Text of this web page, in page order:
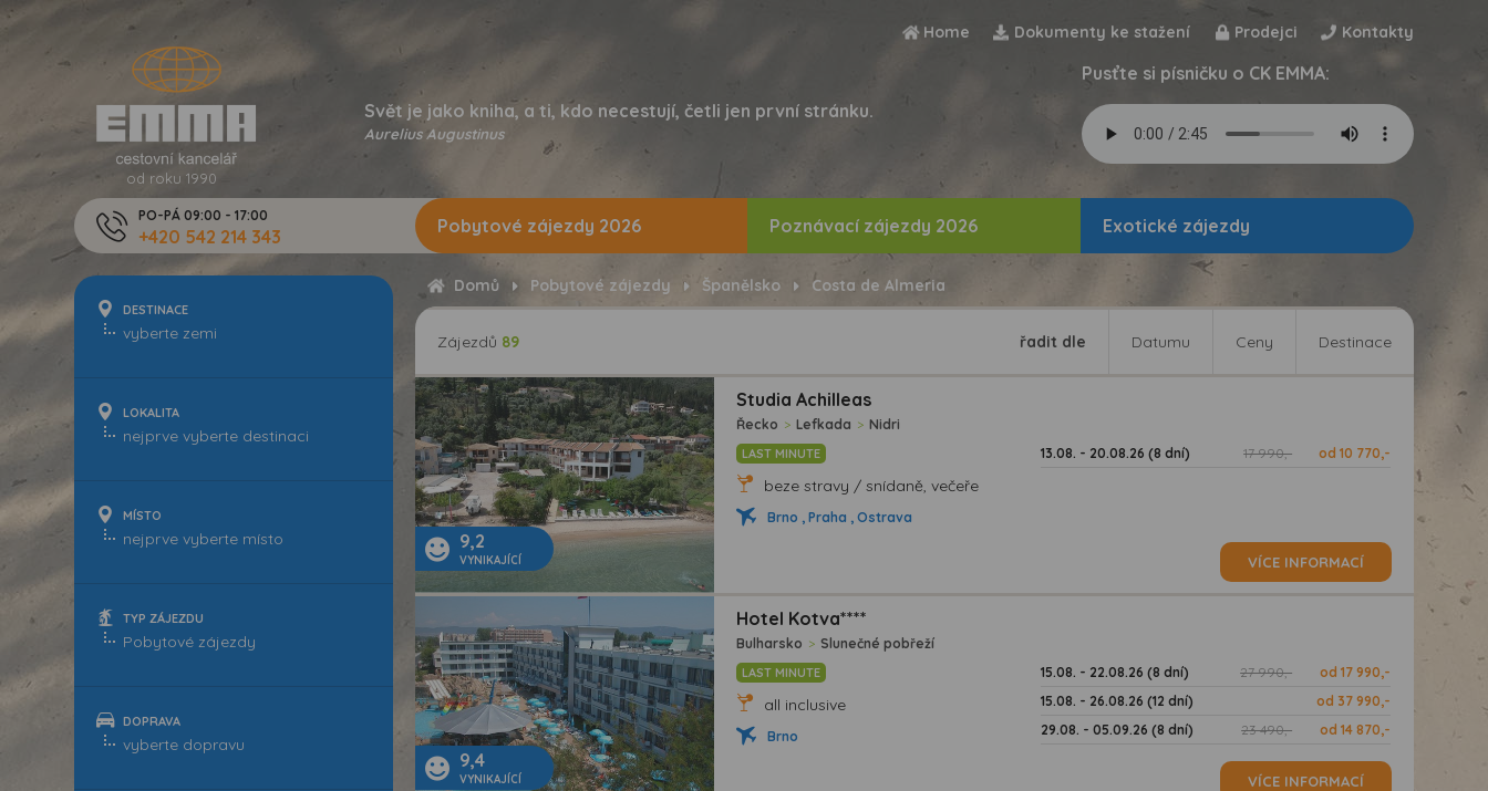
Home Dokumenty ke stažení Prodejci Kontakty
od roku 1990
Svět je jako kniha, a ti, kdo necestují, četli jen první stránku.
Aurelius Augustinus
Pusťte si písničku o CK EMMA:
PO-PÁ 09:00 - 17:00
+420 542 214 343
DESTINACE
LOKALITA
MÍSTO
TYP ZÁJEZDU
DOPRAVA
Pobytové zájezdy 2026 Poznávací zájezdy 2026 Exotické zájezdy
Domů Pobytové zájezdy Španělsko Costa de Almeria
Zájezdů 89 řadit dle Datumu Ceny Destinace
9,2
VYNIKAJÍCÍ
Studia Achilleas
Řecko > Lefkada > Nidri
LAST MINUTE
beze stravy / snídaně, večeře
Brno , Praha , Ostrava
13.08. - 20.08.26 (8 dní) 17 990,- od 10 770,-
VÍCE INFORMACÍ
9,4
VYNIKAJÍCÍ
Hotel Kotva****
Bulharsko > Slunečné pobřeží
LAST MINUTE
all inclusive
Brno
15.08. - 22.08.26 (8 dní) 27 990,-
od 17 990,-
15.08. - 26.08.26 (12 dní)
od 37 990,-
29.08. - 05.09.26 (8 dní)
23 490,- od 14 870,-
VÍCE INFORMACÍ